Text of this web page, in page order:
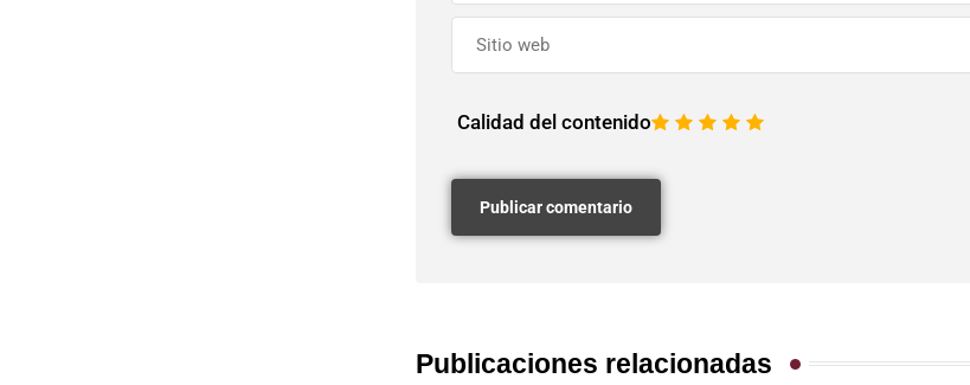
Calidad del contenido 5
4
3
2
1
Publicaciones relacionadas